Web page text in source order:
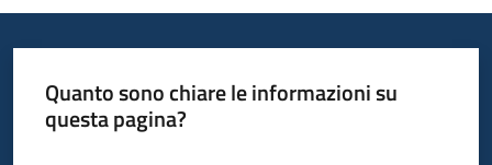
Quanto sono chiare le informazioni su
questa pagina?